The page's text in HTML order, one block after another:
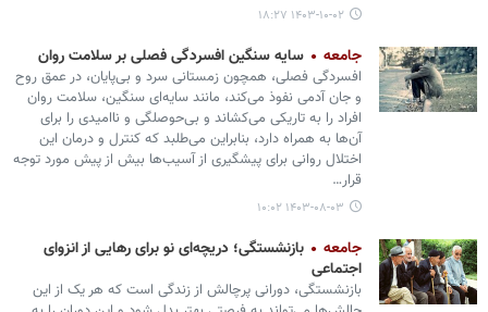
۱۴۰۳-۱۰-۰۲ ۱۸:۲۷
جامعه سایه سنگین افسردگی فصلی بر سلامت روان
افسردگی فصلی، همچون زمستانی سرد و بی‌پایان، در عمق روح
و جان آدمی نفوذ می‌کند، مانند سایه‌ای سنگین، سلامت روان
افراد را به تاریکی می‌کشاند و بی‌حوصلگی و ناامیدی را برای
آن‌ها به همراه دارد، بنابراین می‌طلبد که کنترل و درمان این
اختلال روانی برای پیشگیری از آسیب‌ها بیش از پیش مورد توجه
قرار…
۱۴۰۳-۰۸-۰۳ ۱۰:۰۲
جامعه
بازنشستگی؛ دریچه‌ای نو برای رهایی از انزوای
اجتماعی
بازنشستگی، دورانی پرچالش از زندگی است که هر یک از این